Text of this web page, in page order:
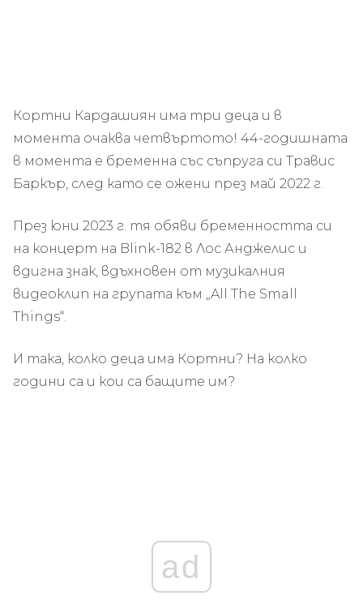
Кортни Кардашиян има три деца и в
момента очаква четвъртото! 44-годишната
в момента е бременна със съпруга си Травис
Баркър, след като се ожени през май 2022 г.
През юни 2023 г. тя обяви бременността си
на концерт на Blink-182 в Лос Анджелис и
вдигна знак, вдъхновен от музикалния
видеоклип на групата към „All The Small
Things“.
И така, колко деца има Кортни? На колко
години са и кои са бащите им?
ad